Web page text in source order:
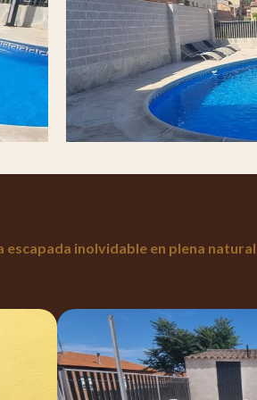
escapada inolvidable en plena